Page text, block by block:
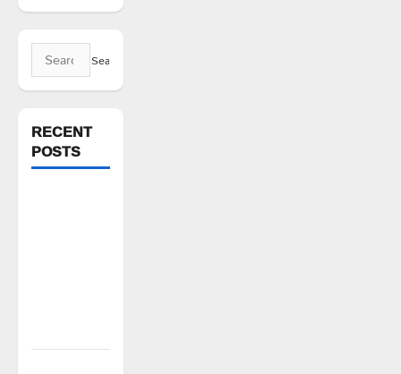
Search
for:
RECENT
POSTS